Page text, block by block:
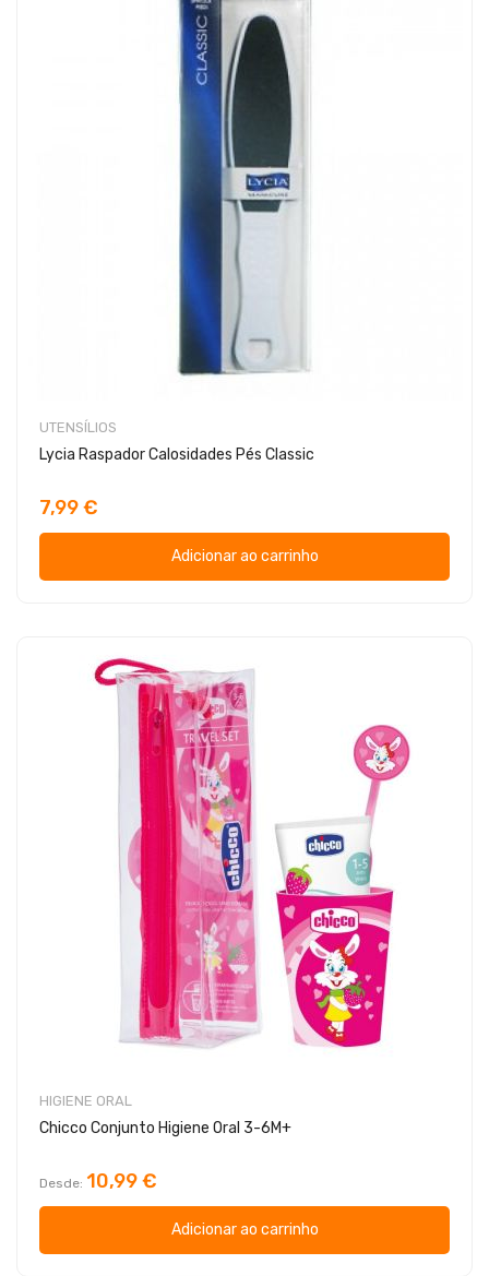
UTENSÍLIOS
Lycia Raspador Calosidades Pés Classic
7,99 €
Adicionar ao carrinho
HIGIENE ORAL
Chicco Conjunto Higiene Oral 3-6M+
Desde 10,99 €
Adicionar ao carrinho